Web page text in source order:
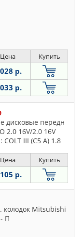
Цена Купить
р.
р.
дисковые передн
2.0 16V/2.0 16V
COLT III (C5 A) 1.8
96, E
Цена Купить
р.
колодок Mitsubishi
П